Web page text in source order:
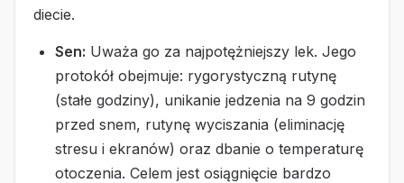
diecie.
Sen: Uważa go za najpotężniejszy lek. Jego
protokół obejmuje: rygorystyczną rutynę
(stałe godziny), unikanie jedzenia na 9 godzin
przed snem, rutynę wyciszania (eliminację
stresu i ekranów) oraz dbanie o temperaturę
otoczenia. Celem jest osiągnięcie bardzo